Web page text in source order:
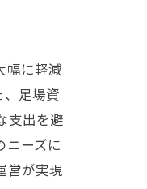
幅に軽減
足場資
支出を避
ニーズに
営が実現